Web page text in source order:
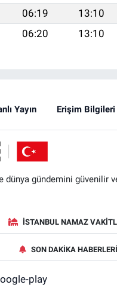
06:19 13:10
06:20 13:10
Yayın Erişim Bilgileri
gündemini güvenilir
İSTANBUL NAMAZ
SON DAKIKA HABERLERI